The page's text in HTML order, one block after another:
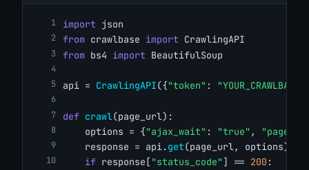
import json
from crawlbase import CrawlingAPI
from bs4 import BeautifulSoup
api = CrawlingAPI({"token" :
def crawl(page_url):
    options = {
"ajax_wait" : "true" ,
    response = api.
get(page_url, options)
if response[ "status_code" ] == 200 :